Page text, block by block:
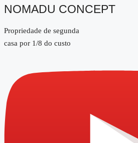
NOMADU CONCEPT
Propriedade de segunda
casa por 1/8 do custo